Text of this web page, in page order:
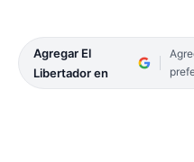
Agregar El
Libertador en